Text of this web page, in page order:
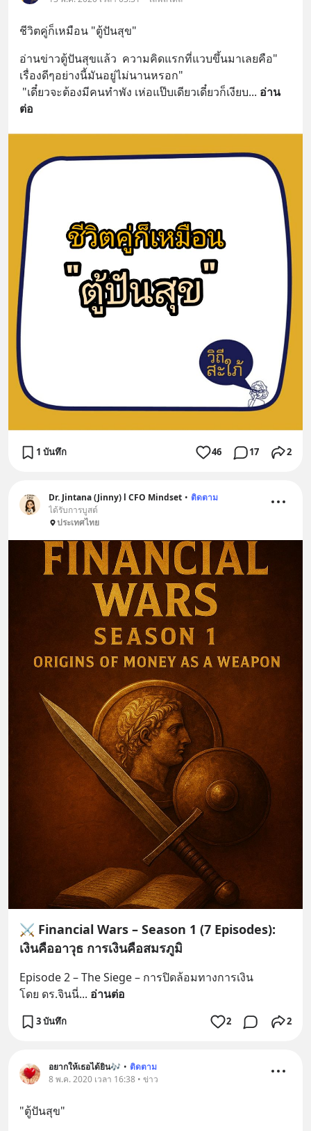
ชีวิตคู่ก็เหมือน "ตู้ปันสุข"
อ่านข่าวตู้ปันสุขแล้ว  ความคิดแรกที่แวบขึ้นมาเลยคือ"
เรื่องดีๆอย่างนี้มันอยู่ไม่นานหรอก"
"เดี๋ยวจะต้องมีคนทำพัง เห่อแป๊บเดียวเดี๋ยวก็เงียบ... อ่าน
ต่อ
1 บันทึก 46 17 2
Dr. Jintana (Jinny) l CFO Mindset • ติดตาม
ได้รับการบูสต์
ประเทศไทย
⚔️ Financial Wars – Season 1 (7 Episodes):
เงินคืออาวุธ การเงินคือสมรภูมิ
Episode 2 – The Siege – การปิดล้อมทางการเงิน
โดย ดร.จินนี่... อ่านต่อ
3 บันทึก 2 2
อยากให้เธอได้ยิน🎶 • ติดตาม
8 พ.ค. 2020 เวลา 16:38 • ข่าว
"ตู้ปันสุข"